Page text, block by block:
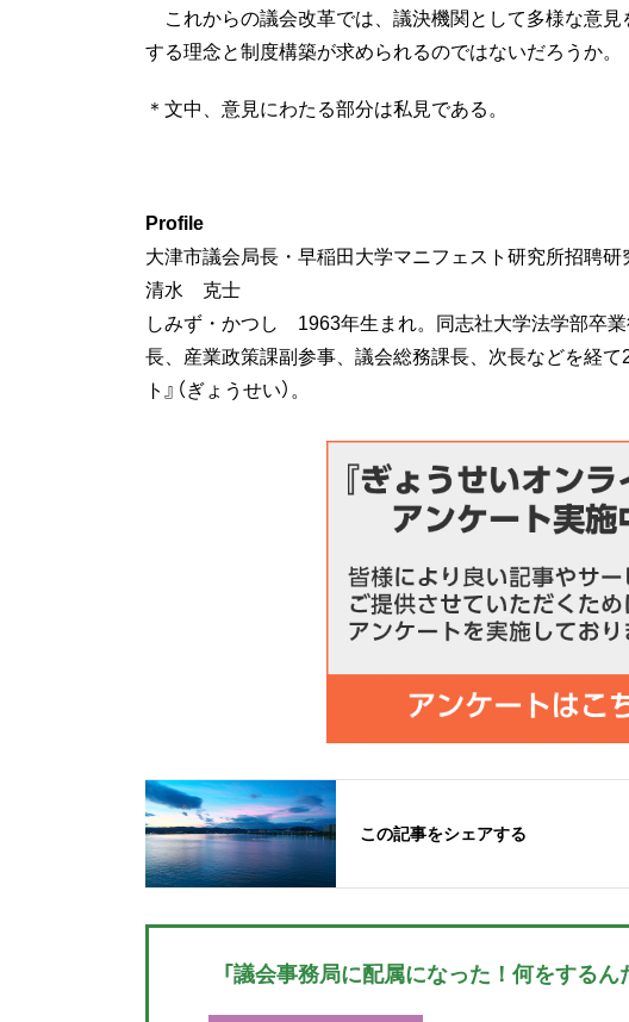
これからの議会改革では、議決機関として多様な意
する理念と制度構築が求められるのではないだろうか。
＊文中、意見にわたる部分は私見である。
Profile
大津市議会局長・早稲田大学マニフェスト研究所招聘研
清水 克士
しみず・かつし 1963年生まれ。同志社大学法学部卒
長、産業政策課副参事、議会総務課長、次長などを経
ト』（ぎょうせい）。
この記事をシェアする
「議会事務局に配属になった！何をする